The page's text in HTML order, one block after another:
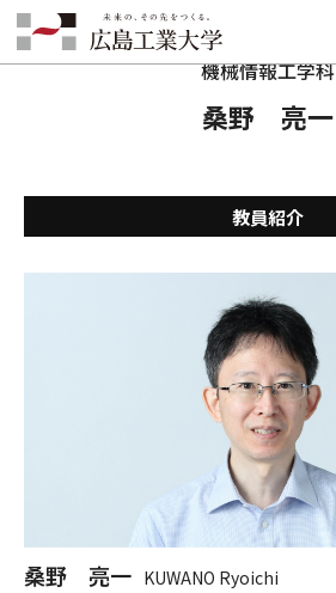
HOME 学部・学科・大学院
教員紹介
桑野 亮一
機械情報工学科
桑野 亮一
教員紹介
桑野 亮一 KUWANO Ryoichi